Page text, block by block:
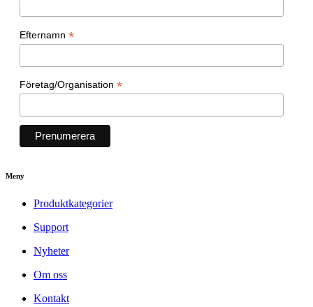
Efternamn *
Företag/Organisation *
Meny
Produktkategorier
Support
Nyheter
Om oss
Kontakt